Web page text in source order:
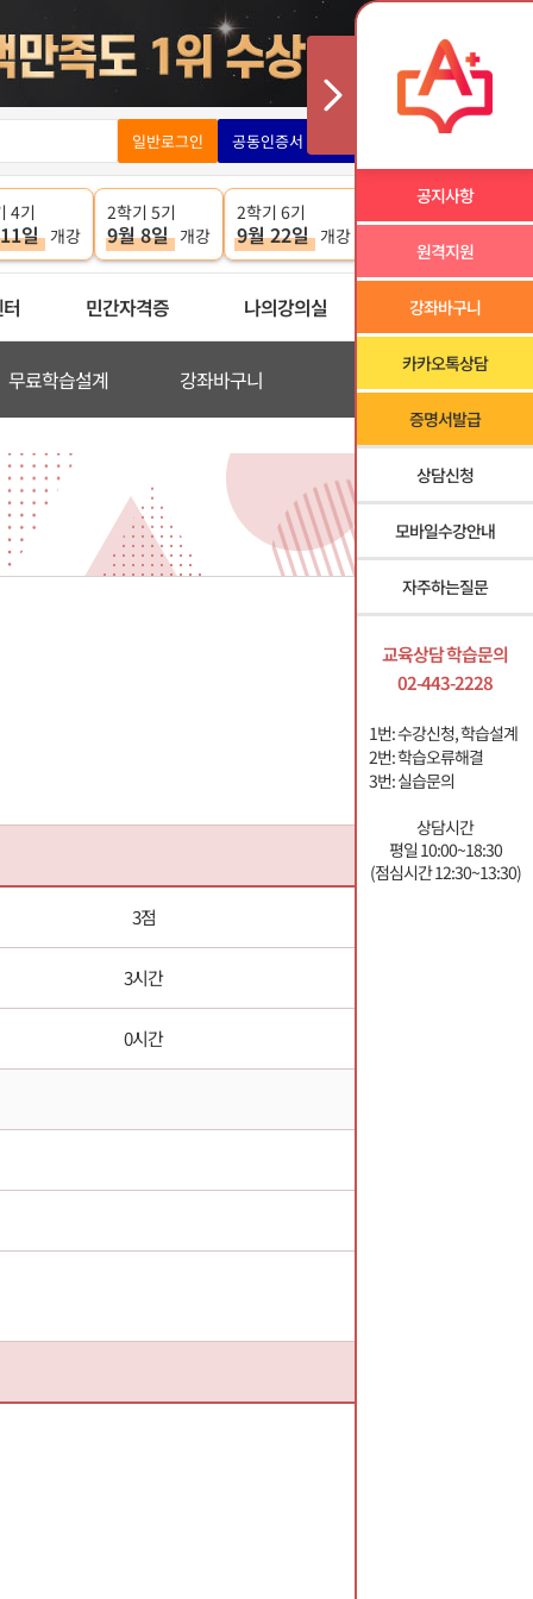
일반로그인 공동인증서 로그인
4기
일 개강
2학기 5기
9월 8일 개강
2학기 6기
9월 22일 개강
민간자격증 나의강의실
무료학습설계 강좌바구니
3점
3시간
0시간
공지사항
원격지원
강좌바구니
카카오톡상담
증명서발급
상담신청
모바일수강안내
자주하는질문
교육상담 학습문의
02-443-2228
1번: 수강신청, 학습설계
2번: 학습오류해결
3번: 실습문의
상담시간
평일 10:00~18:30
(점심시간 12:30~13:30)